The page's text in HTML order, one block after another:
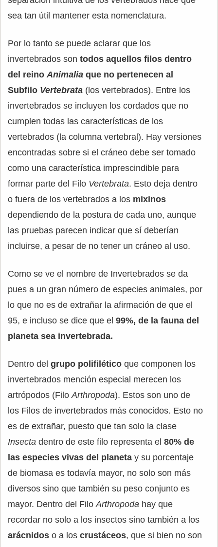
sea tan útil mantener esta nomenclatura.
Por lo tanto se puede aclarar que los
invertebrados son todos aquellos filos dentro
del reinoAnimalia que no pertenecen al
Subfilo Vertebrata (los vertebrados). Entre los
invertebrados se incluyen los cordados que no
cumplen todas las características de los
vertebrados (la columna vertebral). Hay versiones
encontradas sobre si el cráneo debe ser tomado
como una característica imprescindible para
formar parte del Filo Vertebrata. Esto deja dentro
o fuera de los vertebrados a los mixinos
dependiendo de la postura de cada uno, aunque
las pruebas parecen indicar que sí deberían
incluirse, a pesar de no tener un cráneo al uso.
Como se ve el nombre de Invertebrados se da
pues a un gran número de especies animales, por
lo que no es de extrañar la afirmación de que el
95, e incluso se dice que el 99%, de la fauna del
planeta sea invertebrada.
Dentro del grupo polifilético que componen los
invertebrados mención especial merecen los
artrópodos (FiloArthropoda). Estos son uno de
los Filos de invertebrados más conocidos. Esto no
es de extrañar, puesto que tan solo la clase
Insecta dentro de este filo representa el 80% de
las especies vivas del planeta y su porcentaje
de biomasa es todavía mayor, no solo son más
diversos sino que también su peso conjunto es
mayor. Dentro del FiloArthropoda hay que
recordar no solo a los insectos sino también a los
arácnidos o a los crustáceos, que si bien no son